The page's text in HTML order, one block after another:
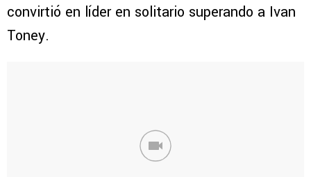
convirtió en líder en solitario superando a Ivan
Toney.